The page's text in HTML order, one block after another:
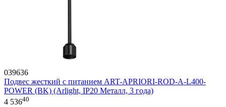
039636
Подвес жесткий с питанием ART-APRIORI-ROD-A-L400-
POWER (BK) (Arlight, IP20 Металл, 3 года)
4 53640